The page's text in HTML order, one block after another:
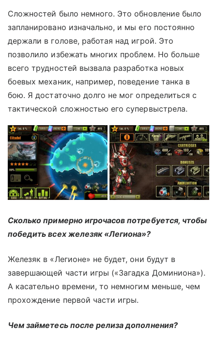
Сложностей было немного. Это обновление было
запланировано изначально, и мы его постоянно
держали в голове, работая над игрой. Это
позволило избежать многих проблем. Но больше
всего трудностей вызвала разработка новых
боевых механик, например, поведение танка в
бою. Я достаточно долго не мог определиться с
тактической сложностью его супервыстрела.
Сколько примерно игрочасов потребуется, чтобы
победить всех железяк «Легиона»?
Железяк в «Легионе» не будет, они будут в
завершающей части игры («Загадка Доминиона»).
А касательно времени, то немногим меньше, чем
прохождение первой части игры.
Чем займетесь после релиза дополнения?